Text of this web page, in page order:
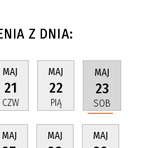
Z DNIA:
MAJ
21
CZW
MAJ
22
PIĄ
MAJ
23
SOB
MAJ MAJ MAJ